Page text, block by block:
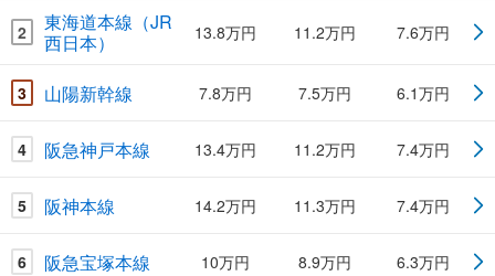
2
東海道本線（JR
西日本）
13.8万円 11.2万円 7.6万円
3 山陽新幹線 7.8万円 7.5万円 6.1万円
4 阪急神戸本線 13.4万円 11.2万円 7.4万円
5 阪神本線 14.2万円 11.3万円 7.4万円
6 阪急宝塚本線 10万円 8.9万円 6.3万円